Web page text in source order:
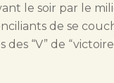
le soir par le
de se
“V” de